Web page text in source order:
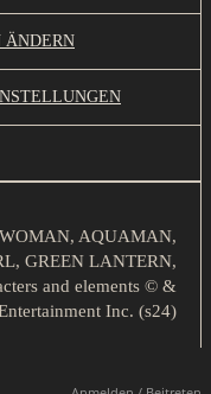
ÄNDERN
AQUAMAN,
GREEN LANTERN,
and elements © &
Inc. (s24)